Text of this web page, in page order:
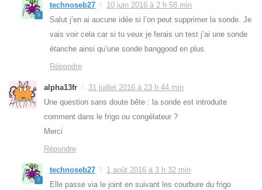
technoseb27
10 juin 2016 à 2 h 58 min
Salut j’en ai aucune idée si l’on peut supprimer la sonde. Je
vais voir cela car si tu veux je ferais un test j’ai une sonde
étanche ainsi qu’une sonde banggood en plus.
Répondre
alpha13fr
31 juillet 2016 à 23 h 44 min
Une question sans doute bête : la sonde est introduite
comment dans le frigo ou congélateur ?
Merci
Répondre
technoseb27
1 août 2016 à 3 h 32 min
Elle passe via le joint en suivant les courbure du frigo